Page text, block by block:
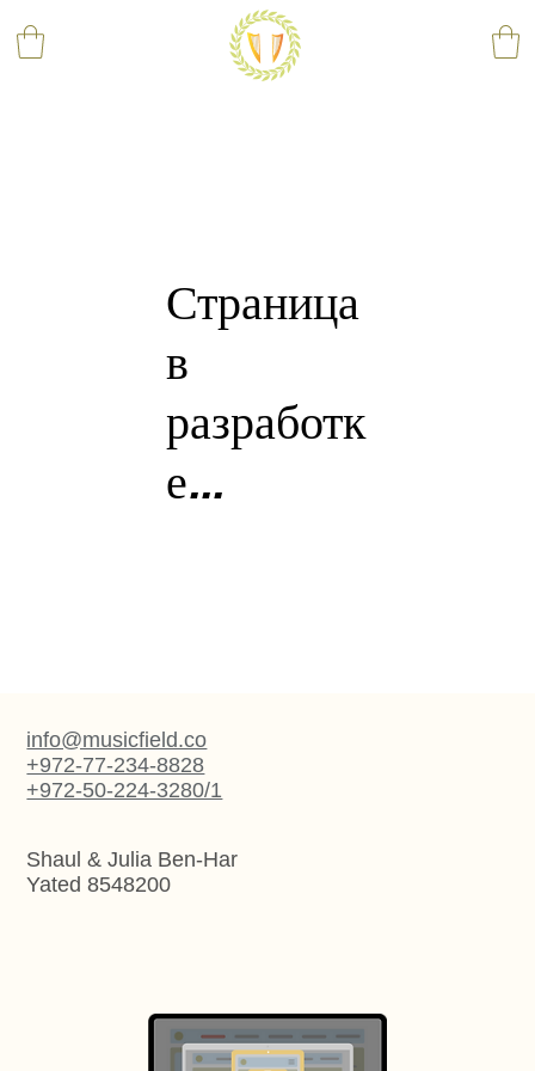
Страница
в
разработк
е...
Арт веб-дизайн
Shaul & Julia Ben-Har
Yated 8548200
info@musicfield.co
+972-77-234-8828
+972-50-224-3280/1